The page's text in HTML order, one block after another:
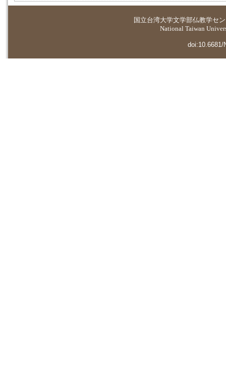
国立台湾大学文学部仏教学セ
National Taiwan
doi:10.6681/